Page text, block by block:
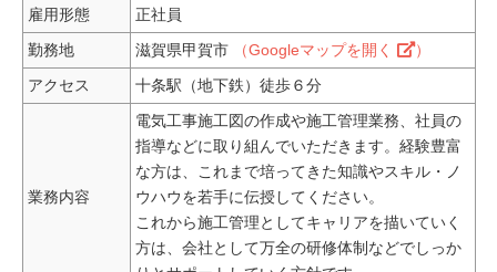
雇用形態
正社員
勤務地
滋賀県甲賀市 （Googleマップを開く
）
アクセス
十条駅（地下鉄）徒歩６分
業務内容
電気工事施工図の作成や施工管理業務、社員の
指導などに取り組んでいただきます。経験豊富
な方は、これまで培ってきた知識やスキル・ノ
ウハウを若手に伝授してください。
これから施工管理としてキャリアを描いていく
方は、会社として万全の研修体制などでしっか